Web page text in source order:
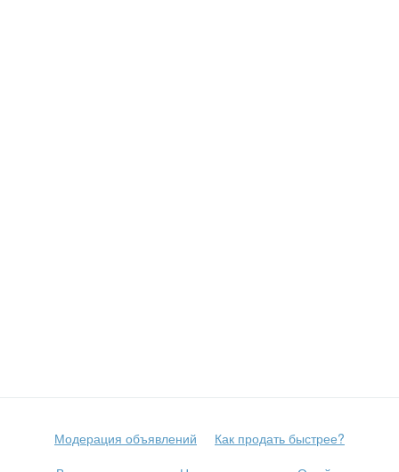
Модерация объявлений
Как продать быстрее?